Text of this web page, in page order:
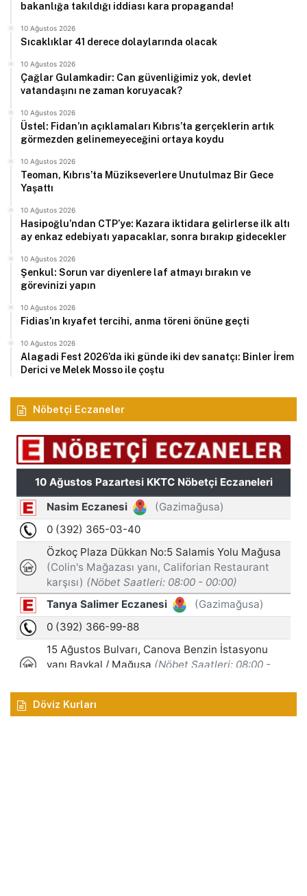
bakanlığa takıldığı iddiası kara propaganda!
10 Ağustos 2026
Sıcaklıklar 41 derece dolaylarında olacak
10 Ağustos 2026
Çağlar Gulamkadir: Can güvenliğimiz yok, devlet
vatandaşını ne zaman koruyacak?
10 Ağustos 2026
Üstel: Fidan’ın açıklamaları Kıbrıs’ta gerçeklerin artık
görmezden gelinemeyeceğini ortaya koydu
10 Ağustos 2026
Teoman, Kıbrıs’ta Müzikseverlere Unutulmaz Bir Gece
Yaşattı
10 Ağustos 2026
Hasipoğlu’ndan CTP’ye: Kazara iktidara gelirlerse ilk altı
ay enkaz edebiyatı yapacaklar, sonra bırakıp gidecekler
10 Ağustos 2026
Şenkul: Sorun var diyenlere laf atmayı bırakın ve
görevinizi yapın
10 Ağustos 2026
Fidias’ın kıyafet tercihi, anma töreni önüne geçti
10 Ağustos 2026
Alagadi Fest 2026’da iki günde iki dev sanatçı: Binler İrem
Derici ve Melek Mosso ile çoştu
Nöbetçi Eczaneler
Döviz Kurları